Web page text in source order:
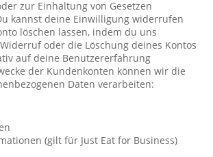
zur Einhaltung von Gesetzen
kannst deine Einwilligung widerrufen
löschen lassen, indem du uns
oder die Löschung deines Kontos
auf deine Benutzererfahrung
der Kundenkonten können wir die
Daten verarbeiten:
(gilt für Just Eat for Business)